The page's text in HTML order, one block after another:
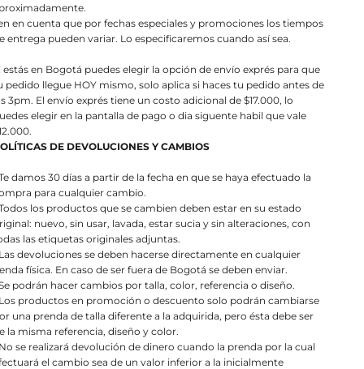
en cuenta que por fechas especiales y promociones los tiempos
entrega pueden variar. Lo especificaremos cuando así sea.
estás en Bogotá puedes elegir la opción de envío exprés para que
pedido llegue HOY mismo, solo aplica si haces tu pedido antes de
3pm. El envío exprés tiene un costo adicional de $17.000, lo
elegir en la pantalla de pago o dia siguente habil que vale
DE DEVOLUCIONES Y CAMBIOS
Te damos 30 días a partir de la fecha en que se haya efectuado la
para cualquier cambio.
Todos los productos que se cambien deben estar en su estado
nuevo, sin usar, lavada, estar sucia y sin alteraciones, con
las etiquetas originales adjuntas.
Las devoluciones se deben hacerse directamente en cualquier
física. En caso de ser fuera de Bogotá se deben enviar.
Se podrán hacer cambios por talla, color, referencia o diseño.
Los productos en promoción o descuento solo podrán cambiarse
una prenda de talla diferente a la adquirida, pero ésta debe ser
la misma referencia, diseño y color.
No se realizará devolución de dinero cuando la prenda por la cual
el cambio sea de un valor inferior a la inicialmente